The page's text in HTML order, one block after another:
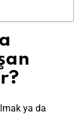
ya da